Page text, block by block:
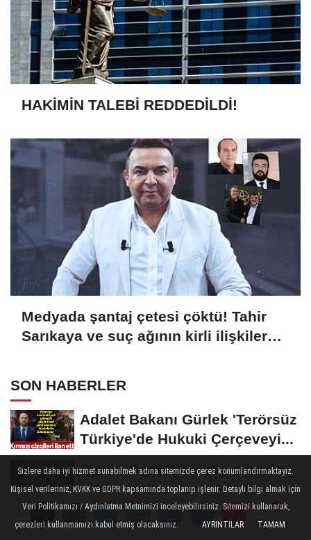
Yorumlar
Yorumlar
Yorumlar
HAKİMİN TALEBİ REDDEDİLDİ!
Medyada şantaj çetesi çöktü! Tahir
Sarıkaya ve suç ağının kirli ilişkiler
SON HABERLER
Adalet Bakanı Gürlek 'Terörsüz
Türkiye'de Hukuki Çerçeveyi...
Resmi Gazete’de yayımlandı:
Kritik yeşil pasaport kararı
Borç patladı icra fırladı
Sizlere daha iyi hizmet sunabilmek adına sitemizde çerez konumlandırmaktayız.
Kişisel verileriniz, KVKK ve GDPR kapsamında toplanıp işlenir. Detaylı bilgi almak için
Veri Politikamızı / Aydınlatma Metnimizi inceleyebilirsiniz. Sitemizi kullanarak,
çerezleri kullanmamızı kabul etmiş olacaksınız.
AYRINTILAR TAMAM